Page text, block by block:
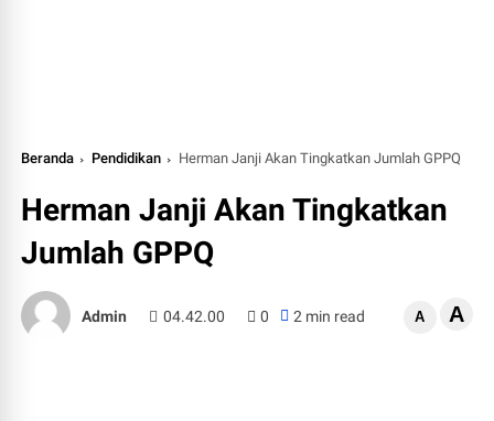
Beranda Pendidikan Herman Janji Akan Tingkatkan Jumlah GPPQ
Herman Janji Akan Tingkatkan
Jumlah GPPQ
Admin 04.42.00 0 2 min read A A